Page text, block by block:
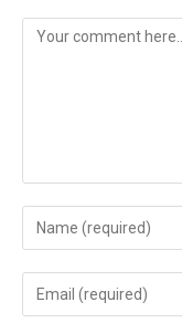
Comment
Enter
your
name
or
Enter
your